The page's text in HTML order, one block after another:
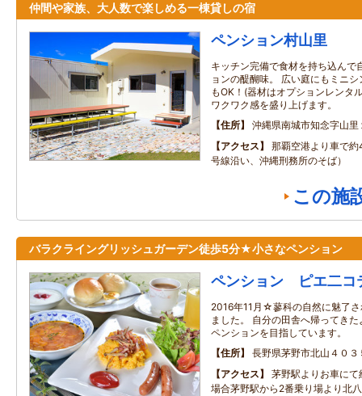
仲間や家族、大人数で楽しめる一棟貸しの宿
ペンション村山里
キッチン完備で食材を持ち込んで
ョンの醍醐味。 広い庭にもミニ
もOK！(器材はオプションレンタ
ワクワク感を盛り上げます。
住所
沖縄県南城市知念字山里
アクセス
那覇空港より車で
号線沿い、沖縄刑務所のそば）
この施
バラクライングリッシュガーデン徒歩5分★小さなペンション
ペンション ピエ二コ
2016年11月☆蓼科の自然に魅了
ました。 自分の田舎へ帰ってき
ペンションを目指しています。
住所
長野県茅野市北山４０３
アクセス
茅野駅よりお車に
場合茅野駅から2番乗り場より北